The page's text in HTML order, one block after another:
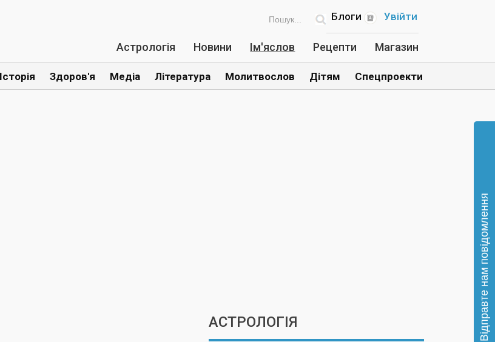
Увійти
Блоги
Астрологія Новини Ім'яслов Рецепти Магазин
Історія Здоров'я Медіа Література Молитвослов Дітям Спецпроекти
АСТРОЛОГІЯ Відправте нам повідомлення